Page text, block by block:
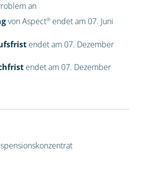
an
von Aspect®endet am 07. Juni
endet am 07. Dezember
endet am 07. Dezember